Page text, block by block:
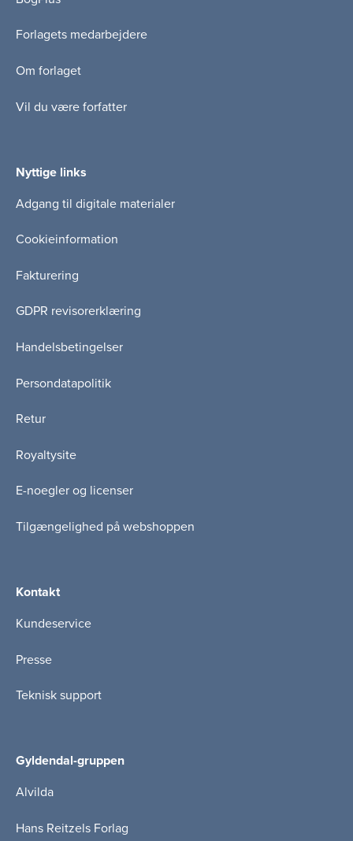
Forlagets medarbejdere
Om forlaget
Vil du være forfatter
Nyttige links
Adgang til digitale materialer
Cookieinformation
Fakturering
GDPR revisorerklæring
Handelsbetingelser
Persondatapolitik
Retur
Royaltysite
E-noegler og licenser
Tilgængelighed på webshoppen
Kontakt
Kundeservice
Presse
Teknisk support
Gyldendal-gruppen
Alvilda
Hans Reitzels Forlag